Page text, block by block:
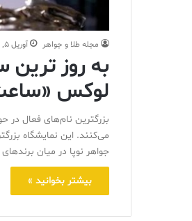
مجله طلا و جواهر آوریل 5, 2022
به روز
لوکس
بزرگترین نام‌های فعال
جواهر نوپا در میان
بیشتر بخوانید »